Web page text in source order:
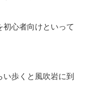
心者向けといって
い歩くと風吹岩に到